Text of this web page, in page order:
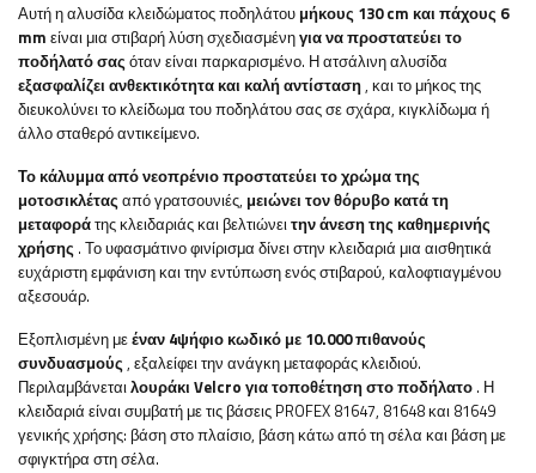
Αυτή η αλυσίδα κλειδώματος ποδηλάτου μήκους 130 cm και πάχους 6
mm είναι μια στιβαρή λύση σχεδιασμένηγια να προστατεύει το
ποδήλατό σαςόταν είναι παρκαρισμένο. Η ατσάλινη αλυσίδα
εξασφαλίζει ανθεκτικότητα και καλή αντίσταση, και το μήκος της
διευκολύνει το κλείδωμα του ποδηλάτου σας σε σχάρα, κιγκλίδωμα ή
άλλο σταθερό αντικείμενο.
Το κάλυμμα από νεοπρένιο προστατεύει το χρώμα της
μοτοσικλέταςαπό γρατσουνιές, μειώνει τον θόρυβο κατά τη
μεταφοράτης κλειδαριάς και βελτιώνειτην άνεση της καθημερινής
χρήσης . Το υφασμάτινο φινίρισμα δίνει στην κλειδαριά μια αισθητικά
ευχάριστη εμφάνιση και την εντύπωση ενός στιβαρού, καλοφτιαγμένου
αξεσουάρ.
Εξοπλισμένη μεέναν 4ψήφιο κωδικό με 10.000 πιθανούς
συνδυασμούς, εξαλείφει την ανάγκη μεταφοράς κλειδιού.
Περιλαμβάνεταιλουράκι Velcro για τοποθέτηση στο ποδήλατο . Η
κλειδαριά είναι συμβατή με τις βάσεις PROFEX 81647, 81648 και 81649
γενικής χρήσης: βάση στο πλαίσιο, βάση κάτω από τη σέλα και βάση με
σφιγκτήρα στη σέλα.